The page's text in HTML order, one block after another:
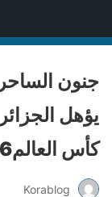
جنون
كأس العالم2026
Korablog